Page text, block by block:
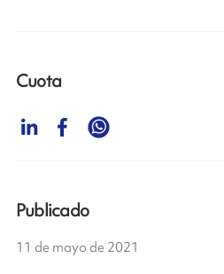
Cuota
Publicado
11 de mayo de 2021